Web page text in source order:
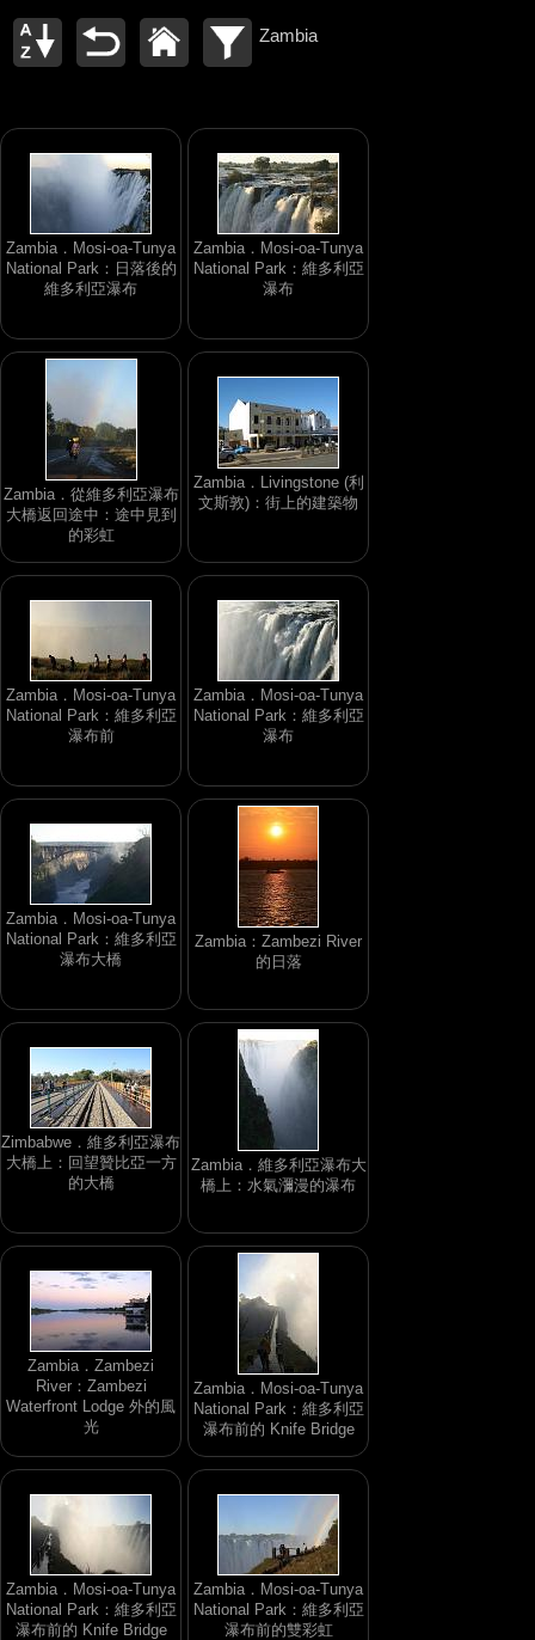
Zambia
Zambia．Mosi-oa-Tunya
National Park：日落後的
維多利亞瀑布
Zambia．Mosi-oa-Tunya
National Park：維多利亞
瀑布
Zambia．從維多利亞瀑布
大橋返回途中：途中見到
的彩虹
Zambia．Livingstone (利
文斯敦)：街上的建築物
Zambia．Mosi-oa-Tunya
National Park：維多利亞
瀑布前
Zambia．Mosi-oa-Tunya
National Park：維多利亞
瀑布
Zambia．Mosi-oa-Tunya
National Park：維多利亞
瀑布大橋
Zambia：Zambezi River
的日落
Zimbabwe．維多利亞瀑布
大橋上：回望贊比亞一方
的大橋
Zambia．維多利亞瀑布大
橋上：水氣瀰漫的瀑布
Zambia．Zambezi
River：Zambezi
Waterfront Lodge 外的風
光
Zambia．Mosi-oa-Tunya
National Park：維多利亞
瀑布前的 Knife Bridge
Zambia．Mosi-oa-Tunya
National Park：維多利亞
瀑布前的 Knife Bridge
Zambia．Mosi-oa-Tunya
National Park：維多利亞
瀑布前的雙彩虹